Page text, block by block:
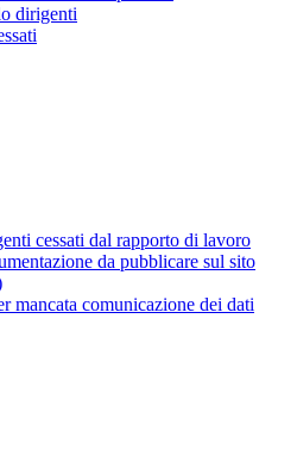
dirigenti
cessati dal rapporto di lavoro
da pubblicare sul sito
mancata comunicazione dei dati